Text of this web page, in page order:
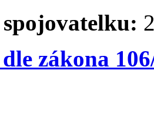
zákona